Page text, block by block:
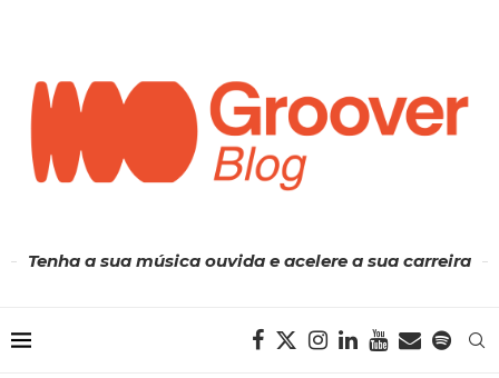
Tenha a sua música ouvida e acelere a sua carreira